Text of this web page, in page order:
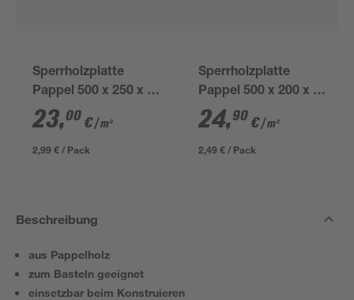
Sperrholzplatte
Pappel 500 x 250 x 3
mm
23,00 €/ m²
2,99 € / Pack
Sperrholzplatte
Pappel 500 x 200 x 3
mm
24,90 €/ m²
2,49 € / Pack
Beschreibung
aus Pappelholz
zum Basteln geeignet
einsetzbar beim Konstruieren